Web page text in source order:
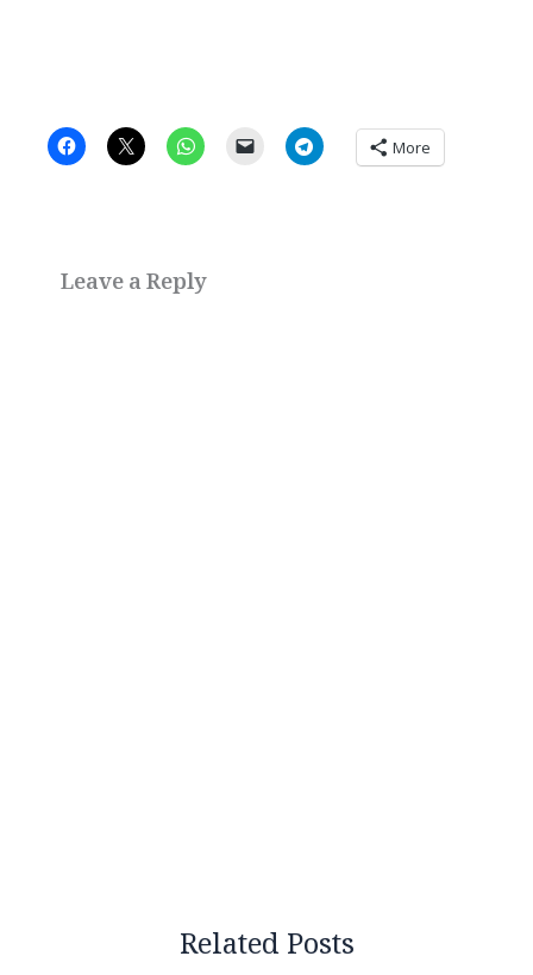
More
Leave a Reply
Related Posts